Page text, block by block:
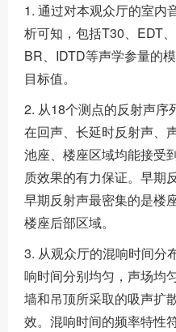
1. 通过对本观众厅的室内
析可知，包括T30、EDT
BR、IDTD等声学参量的
目标值。
2. 从18个测点的反射声序
在回声、长延时反射声、
池座、楼座区域均能接受
质效果的有力保证。早期
早期反射声最密集的是楼
楼座后部区域。
3. 从观众厅的混响时间分
响时间分别均匀，声场均
墙和吊顶所采取的吸声扩
效。混响时间的频率特性